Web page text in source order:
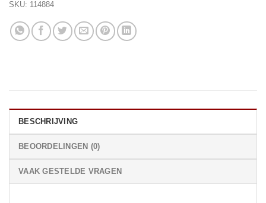
SKU: 114884
BESCHRIJVING
BEOORDELINGEN (0)
VAAK GESTELDE VRAGEN